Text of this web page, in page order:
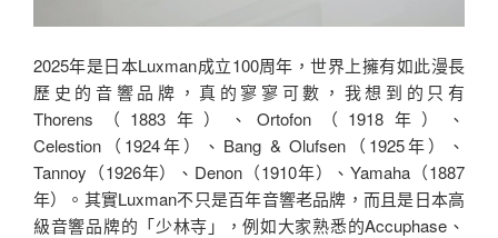
2025年是日本Luxman成立100周年，世界上擁有如此漫長
歷史的音響品牌，真的寥寥可數，我想到的只有
Thorens（1883年）、Ortofon（1918年）、
Celestion（1924年）、Bang & Olufsen（1925年）、
Tannoy（1926年）、Denon（1910年）、Yamaha（1887
年）。其實Luxman不只是百年音響老品牌，而且是日本高
級音響品牌的「少林寺」，例如大家熟悉的Accuphase、